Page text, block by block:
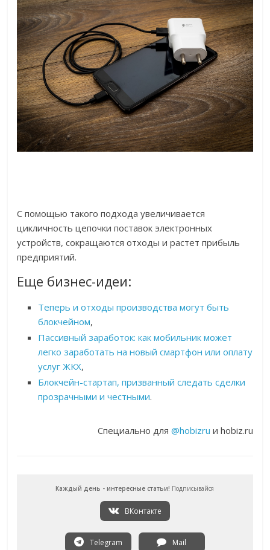
С помощью такого подхода увеличивается
цикличность цепочки поставок электронных
устройств, сокращаются отходы и растет прибыль
предприятий.
Еще бизнес-идеи:
Теперь и отходы производства могут быть
блокчейном,
Пассивный заработок: как мобильник может
легко заработать на новый смартфон или оплату
услуг ЖКХ,
Блокчейн-стартап, призванный следать сделки
прозрачными и честными.
Специально для @hobizru и hobiz.ru
Каждый день - интересные статьи! Подписывайся
ВКонтакте
Telegram Mail